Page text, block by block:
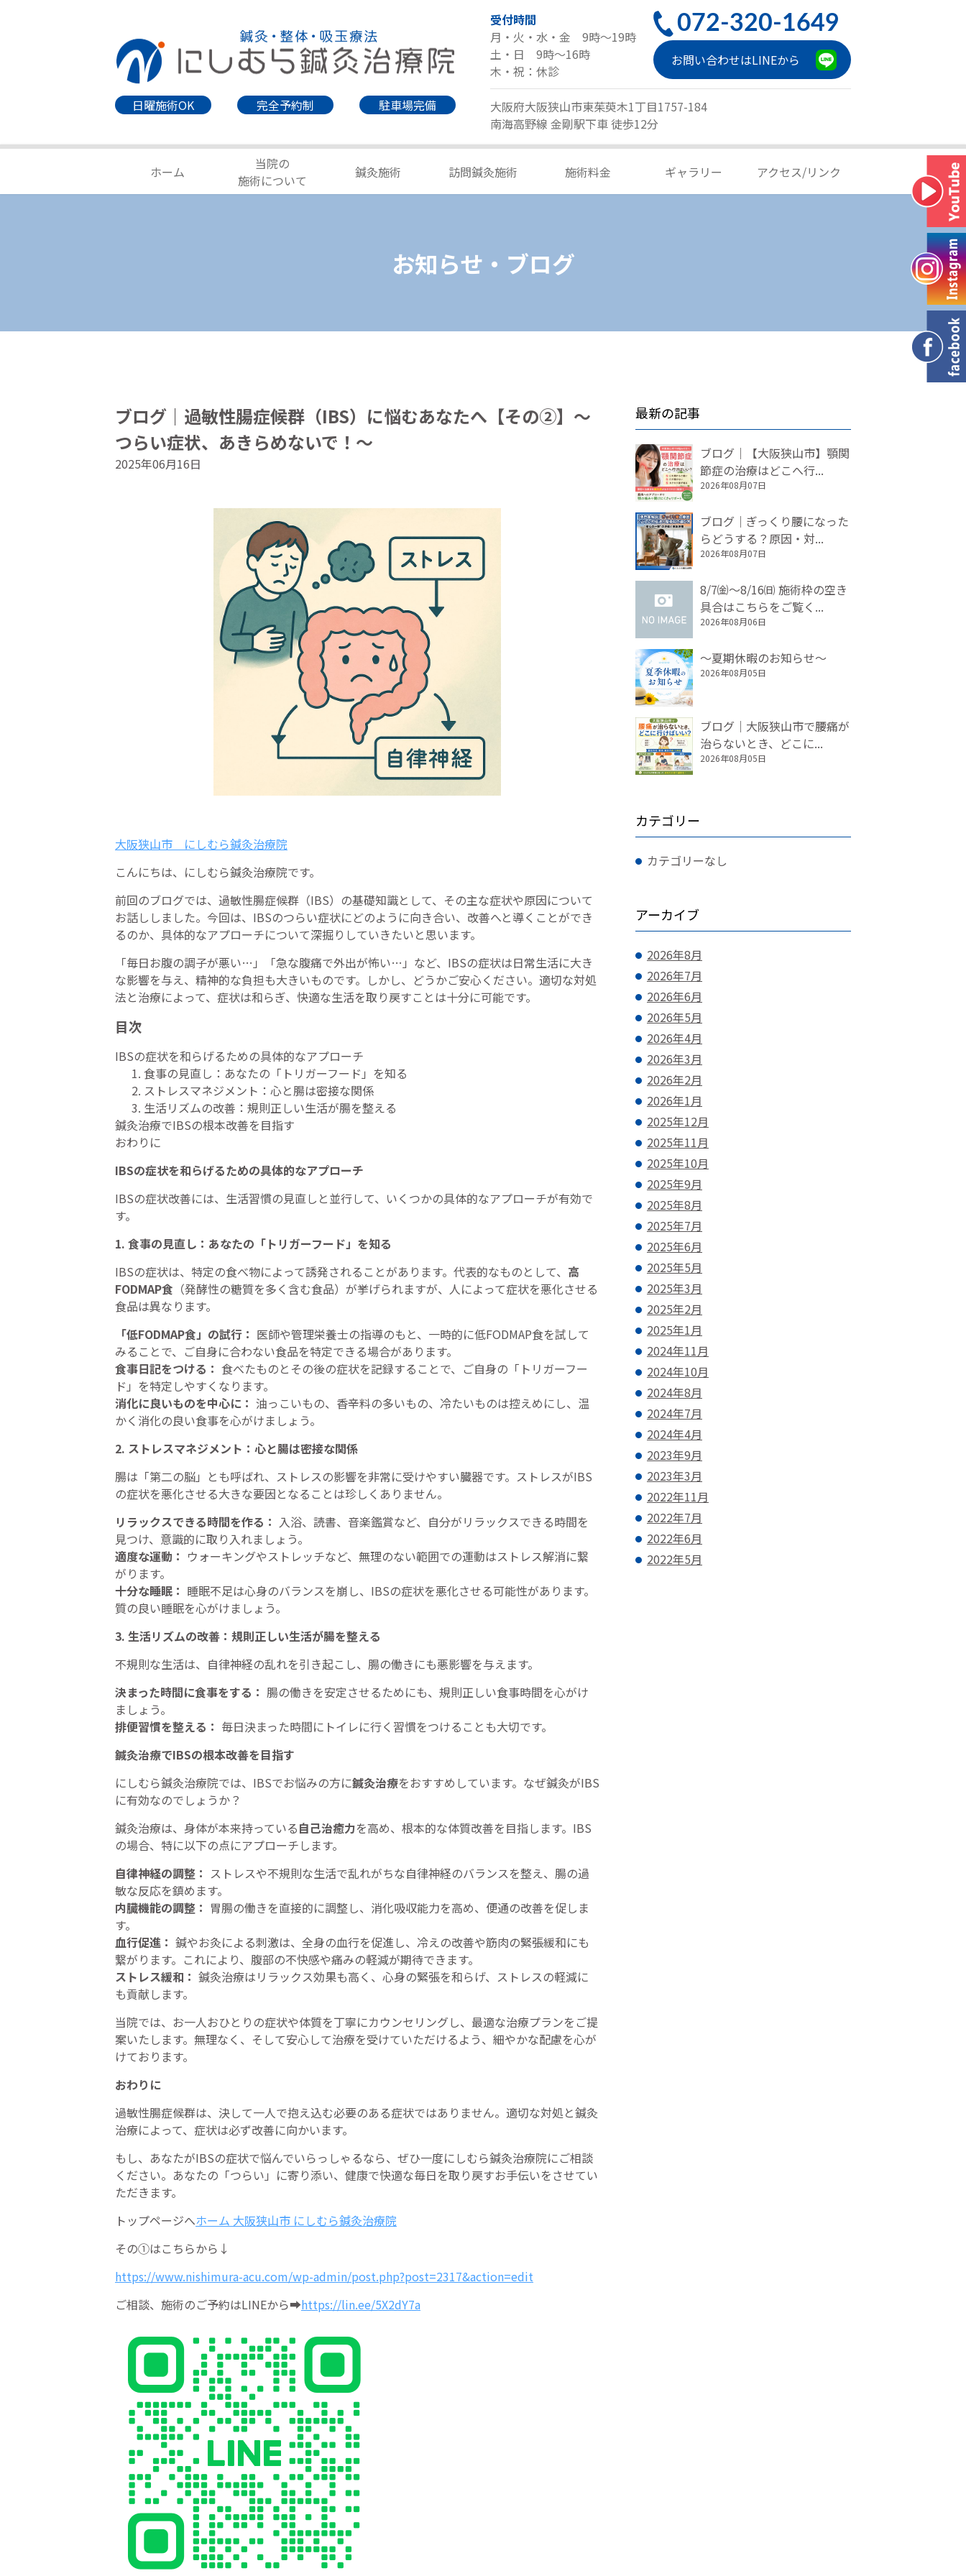
日曜施術OK 完全予約制 駐車場完備
受付時間
月・火・水・金 9時～19時
土・日 9時～16時
木・祝：休診
072-320-1649
お問い合わせはLINEから
大阪府大阪狭山市東茱萸木1丁目1757-184
南海高野線 金剛駅下車 徒歩12分
ホーム
当院の
施術について
鍼灸施術 訪問鍼灸施術 施術料金 ギャラリー アクセス/リンク
お知らせ・ブログ
ブログ｜過敏性腸症候群（IBS）に悩むあなたへ【その②】～
つらい症状、あきらめないで！～
2025年06月16日
大阪狭山市 にしむら鍼灸治療院
こんにちは、にしむら鍼灸治療院です。
前回のブログでは、過敏性腸症候群（IBS）の基礎知識として、その主な症状や原因について
お話ししました。今回は、IBSのつらい症状にどのように向き合い、改善へと導くことができ
るのか、具体的なアプローチについて深掘りしていきたいと思います。
「毎日お腹の調子が悪い…」「急な腹痛で外出が怖い…」など、IBSの症状は日常生活に大き
な影響を与え、精神的な負担も大きいものです。しかし、どうかご安心ください。適切な対処
法と治療によって、症状は和らぎ、快適な生活を取り戻すことは十分に可能です。
目次
IBSの症状を和らげるための具体的なアプローチ
食事の見直し：あなたの「トリガーフード」を知る
ストレスマネジメント：心と腸は密接な関係
生活リズムの改善：規則正しい生活が腸を整える
鍼灸治療でIBSの根本改善を目指す
おわりに
IBSの症状を和らげるための具体的なアプローチ
IBSの症状改善には、生活習慣の見直しと並行して、いくつかの具体的なアプローチが有効で
す。
1. 食事の見直し：あなたの「トリガーフード」を知る
IBSの症状は、特定の食べ物によって誘発されることがあります。代表的なものとして、 高
FODMAP食 （発酵性の糖質を多く含む食品）が挙げられますが、人によって症状を悪化させる
食品は異なります。
「低FODMAP食」の試行： 医師や管理栄養士の指導のもと、一時的に低FODMAP食を試して
みることで、ご自身に合わない食品を特定できる場合があります。
食事日記をつける： 食べたものとその後の症状を記録することで、ご自身の「トリガーフー
ド」を特定しやすくなります。
消化に良いものを中心に： 油っこいもの、香辛料の多いもの、冷たいものは控えめにし、温
かく消化の良い食事を心がけましょう。
2. ストレスマネジメント：心と腸は密接な関係
腸は「第二の脳」とも呼ばれ、ストレスの影響を非常に受けやすい臓器です。ストレスがIBS
の症状を悪化させる大きな要因となることは珍しくありません。
リラックスできる時間を作る： 入浴、読書、音楽鑑賞など、自分がリラックスできる時間を
見つけ、意識的に取り入れましょう。
適度な運動： ウォーキングやストレッチなど、無理のない範囲での運動はストレス解消に繋
がります。
十分な睡眠： 睡眠不足は心身のバランスを崩し、IBSの症状を悪化させる可能性があります。
質の良い睡眠を心がけましょう。
3. 生活リズムの改善：規則正しい生活が腸を整える
不規則な生活は、自律神経の乱れを引き起こし、腸の働きにも悪影響を与えます。
決まった時間に食事をする： 腸の働きを安定させるためにも、規則正しい食事時間を心がけ
ましょう。
排便習慣を整える： 毎日決まった時間にトイレに行く習慣をつけることも大切です。
鍼灸治療でIBSの根本改善を目指す
にしむら鍼灸治療院では、IBSでお悩みの方に鍼灸治療をおすすめしています。なぜ鍼灸がIBS
に有効なのでしょうか？
鍼灸治療は、身体が本来持っている自己治癒力を高め、根本的な体質改善を目指します。IBS
の場合、特に以下の点にアプローチします。
自律神経の調整： ストレスや不規則な生活で乱れがちな自律神経のバランスを整え、腸の過
敏な反応を鎮めます。
内臓機能の調整： 胃腸の働きを直接的に調整し、消化吸収能力を高め、便通の改善を促しま
す。
血行促進： 鍼やお灸による刺激は、全身の血行を促進し、冷えの改善や筋肉の緊張緩和にも
繋がります。これにより、腹部の不快感や痛みの軽減が期待できます。
ストレス緩和： 鍼灸治療はリラックス効果も高く、心身の緊張を和らげ、ストレスの軽減に
も貢献します。
当院では、お一人おひとりの症状や体質を丁寧にカウンセリングし、最適な治療プランをご提
案いたします。無理なく、そして安心して治療を受けていただけるよう、細やかな配慮を心が
けております。
おわりに
過敏性腸症候群は、決して一人で抱え込む必要のある症状ではありません。適切な対処と鍼灸
治療によって、症状は必ず改善に向かいます。
もし、あなたがIBSの症状で悩んでいらっしゃるなら、ぜひ一度にしむら鍼灸治療院にご相談
ください。あなたの「つらい」に寄り添い、健康で快適な毎日を取り戻すお手伝いをさせてい
ただきます。
トップページへホーム 大阪狭山市 にしむら鍼灸治療院
その①はこちらから↓
https://www.nishimura-acu.com/wp-admin/post.php?post=2317&action=edit
ご相談、施術のご予約はLINEから➡https://lin.ee/5X2dY7a
最新の記事
ブログ｜【大阪狭山市】顎関
節症の治療はどこへ行...
2026年08月07日
ブログ｜ぎっくり腰になった
らどうする？原因・対...
2026年08月07日
8/7㈮～8/16㈰ 施術枠の空き
具合はこちらをご覧く...
2026年08月06日
～夏期休暇のお知らせ～
2026年08月05日
ブログ｜大阪狭山市で腰痛が
治らないとき、どこに...
2026年08月05日
カテゴリー
カテゴリーなし
アーカイブ
2026年8月
2026年7月
2026年6月
2026年5月
2026年4月
2026年3月
2026年2月
2026年1月
2025年12月
2025年11月
2025年10月
2025年9月
2025年8月
2025年7月
2025年6月
2025年5月
2025年3月
2025年2月
2025年1月
2024年11月
2024年10月
2024年8月
2024年7月
2024年4月
2023年9月
2023年3月
2022年11月
2022年7月
2022年6月
2022年5月